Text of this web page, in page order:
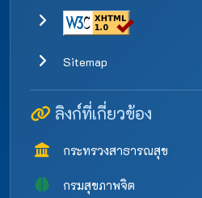
Sitemap
ลิงก์ที่เกี่ยวข้อง
กระทรวงสาธารณสุข
กรมสุขภาพจิต